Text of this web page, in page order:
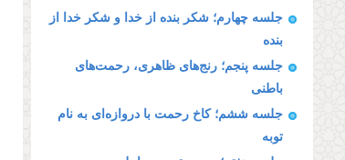
جلسه چهارم؛ شکر بنده از خدا و شکر خدا از
بنده
جلسه پنجم؛ رنج‌های ظاهری، رحمت‌های
باطنی
جلسه ششم؛ کاخ رحمت با دروازه‌ای به نام
توبه